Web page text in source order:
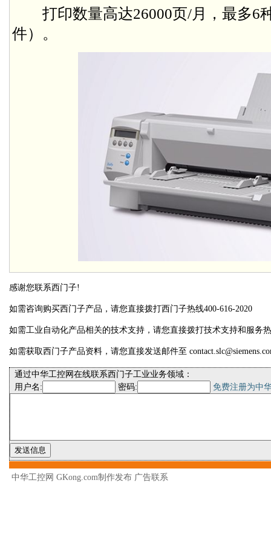
打印数量高达26000页/月，最多6
件）。
感谢您联系西门子!
如需咨询购买西门子产品，请您直接拨打西门子热线400-616-2020
如需工业自动化产品相关的技术支持，请您直接拨打技术支持和服务热
如需获取西门子产品资料，请您直接发送邮件至
通过中华工控网在线联系西门子工业业务领域：
用户名:
密码: 免费注册为中
中华工控网 GKong.com制作发布 广告联系